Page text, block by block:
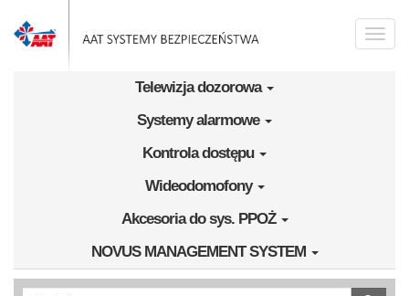
Toggle
Telewizja dozorowa
Systemy alarmowe
Kontrola dostępu
Wideodomofony
Akcesoria do sys. PPOŻ
NOVUS MANAGEMENT SYSTEM